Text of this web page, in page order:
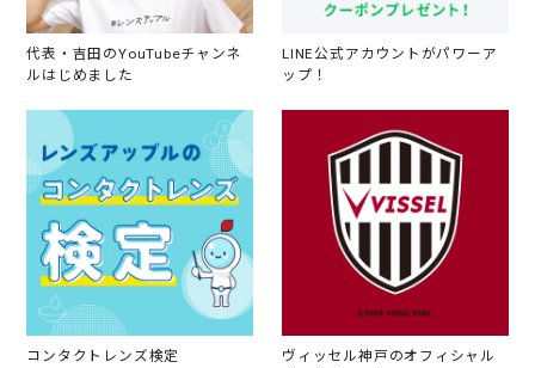
代表・吉田のYouTubeチャンネ
ルはじめました
LINE公式アカウントがパワーア
ップ！
コンタクトレンズ検定
ヴィッセル神戸のオフィシャル